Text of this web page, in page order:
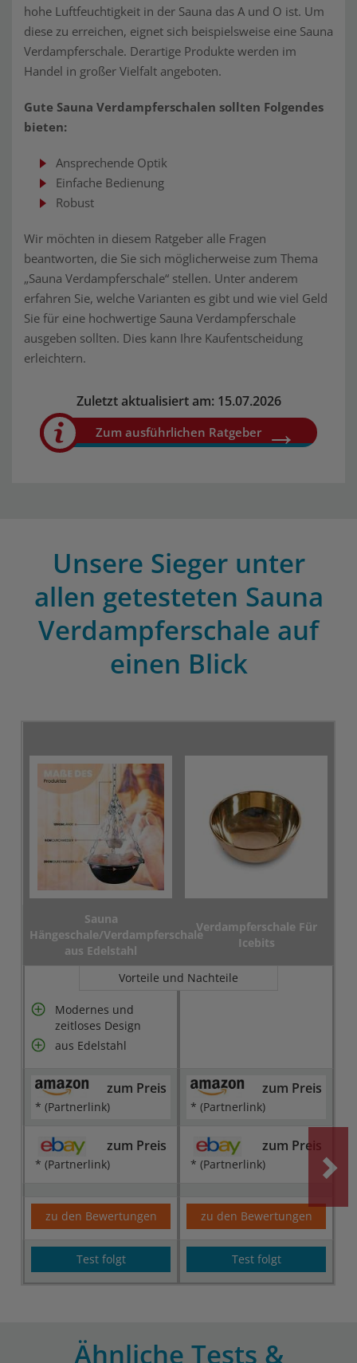
hohe Luftfeuchtigkeit in der Sauna das A und O ist. Um
diese zu erreichen, eignet sich beispielsweise eine Sauna
Verdampferschale. Derartige Produkte werden im
Handel in großer Vielfalt angeboten.
Gute Sauna Verdampferschalen sollten Folgendes
bieten:
Ansprechende Optik
Einfache Bedienung
Robust
Wir möchten in diesem Ratgeber alle Fragen
beantworten, die Sie sich möglicherweise zum Thema
„Sauna Verdampferschale“ stellen. Unter anderem
erfahren Sie, welche Varianten es gibt und wie viel Geld
Sie für eine hochwertige Sauna Verdampferschale
ausgeben sollten. Dies kann Ihre Kaufentscheidung
erleichtern.
Zuletzt aktualisiert am: 15.07.2026
Zum ausführlichen Ratgeber
Unsere Sieger unter
allen getesteten Sauna
Verdampferschale auf
einen Blick
Sauna
Hängeschale/Verdampferschale
aus Edelstahl
Verdampferschale Für
Icebits
Vorteile und Nachteile
Modernes und
zeitloses Design
aus Edelstahl
zum Preis
* (Partnerlink)
zum Preis
* (Partnerlink)
zum Preis
* (Partnerlink)
zum Preis
* (Partnerlink)
zu den Bewertungen zu den Bewertungen
Test folgt Test folgt
Ähnliche Tests &